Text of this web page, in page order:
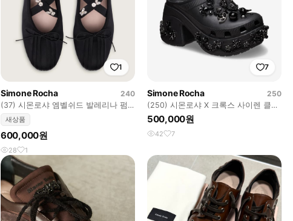
1
Simone Rocha
240
(37) 시몬로샤 엠벨쉬드 발레리나 펌
프새상품
600,000원
28 1
7
Simone Rocha
250
(250) 시몬로샤 X 크록스 사이렌 클로
그 블랙
500,000원
42 7